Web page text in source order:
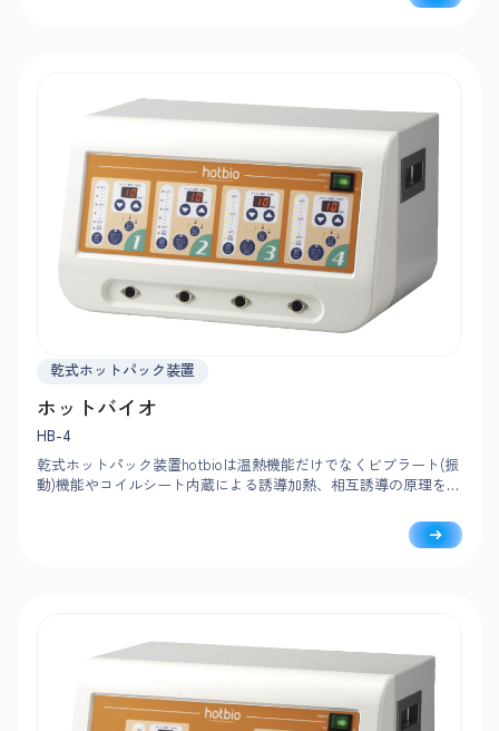
乾式ホットパック装置
ホットバイオ
HB-4
乾式ホットパック装置hotbioは温熱機能だけでなくビブラート(振
動)機能やコイルシート内蔵による誘導加熱、相互誘導の原理を応